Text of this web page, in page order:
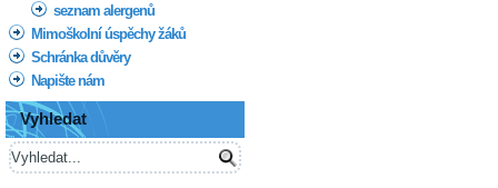
seznam alergenů
Mimoškolní úspěchy žáků
Schránka důvěry
Napište nám
Vyhledat